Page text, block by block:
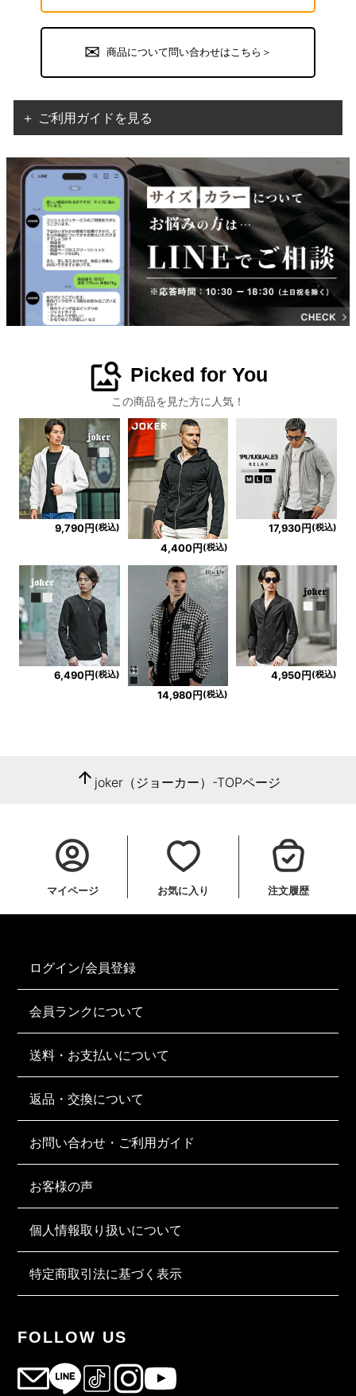
商品について問い合わせはこちら＞
＋ ご利用ガイドを見る
image_search Picked for You
この商品を見た方に人気！
9,790円 (税込)
4,400円 (税込)
17,930円 (税込)
6,490円 (税込)
14,980円 (税込)
4,950円 (税込)
arrow_upward joker（ジョーカー）-TOPページ
マイページ お気に入り 注文履歴
ログイン/会員登録
会員ランクについて
送料・お支払いについて
返品・交換について
お問い合わせ・ご利用ガイド
お客様の声
個人情報取り扱いについて
特定商取引法に基づく表示
FOLLOW US